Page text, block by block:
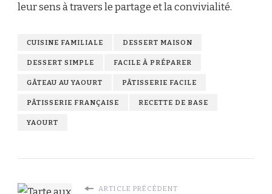
leur sens à travers le partage et la convivialité.
CUISINE FAMILIALE DESSERT MAISON
DESSERT SIMPLE FACILE À PRÉPARER
GÂTEAU AU YAOURT PÂTISSERIE FACILE
PÂTISSERIE FRANÇAISE RECETTE DE BASE
YAOURT
ARTICLE PRÉCÉDENT